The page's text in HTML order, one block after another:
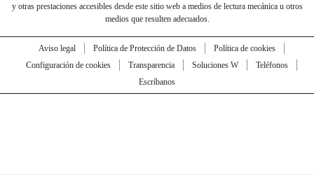
y otras prestaciones accesibles desde este sitio web a medios de lectura mecánica u otros
medios que resulten adecuados.
Aviso legal Política de Protección de Datos
Política de cookies
Configuración de cookies
Transparencia Soluciones W
Teléfonos
Escríbanos